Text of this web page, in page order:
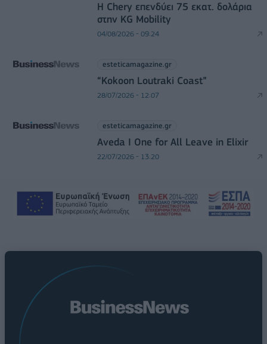
Η Chery επενδύει 75 εκατ. δολάρια
στην KG Mobility
04/08/2026 - 09:24
esteticamagazine.gr
“Kokoon Loutraki Coast”
28/07/2026 - 12:07
esteticamagazine.gr
Aveda I One for All Leave in Elixir
22/07/2026 - 13:20